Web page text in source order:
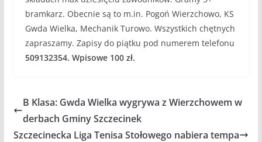
bramkarz. Obecnie są to m.in. Pogoń Wierzchowo, KS
Gwda Wielka, Mechanik Turowo. Wszystkich chętnych
zapraszamy. Zapisy do piątku pod numerem telefonu
509132354. Wpisowe 100 zł.
B Klasa: Gwda Wielka wygrywa z Wierzchowem w
derbach Gminy Szczecinek
Szczecinecka Liga Tenisa Stołowego nabiera tempa